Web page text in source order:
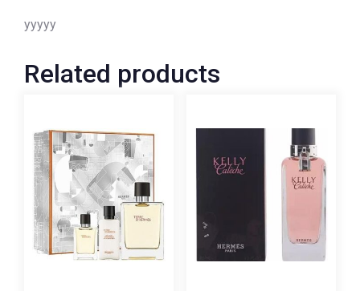
yyyyy
Related products